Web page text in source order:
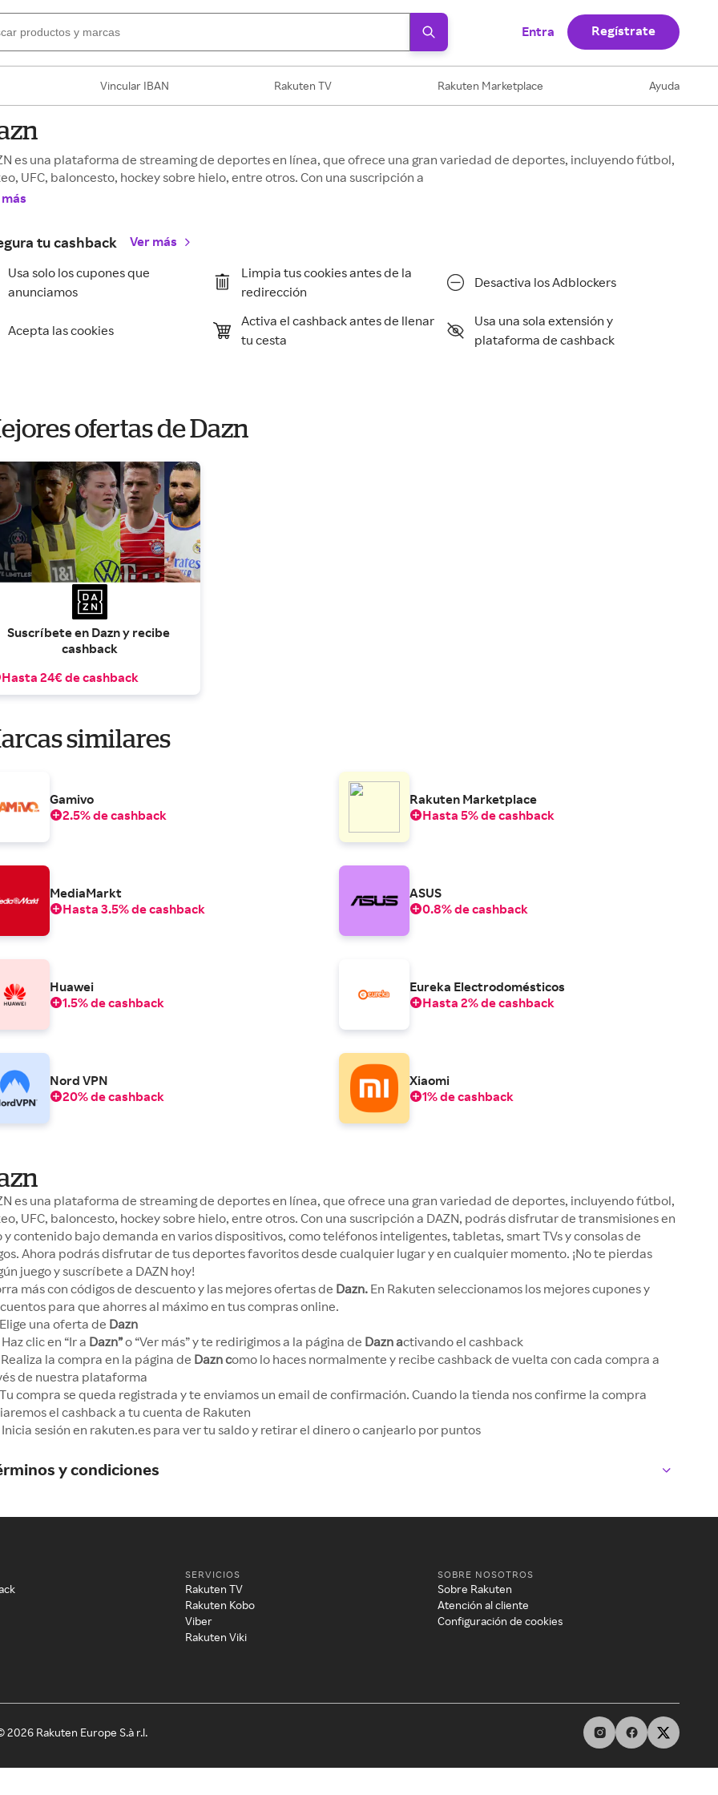
Entra Regístrate
Vincular IBAN Rakuten TV Rakuten Marketplace Ayuda
es una plataforma de streaming de deportes en línea, que ofrece una gran variedad de deportes, incluyendo fútbol,
UFC, baloncesto, hockey sobre hielo, entre otros. Con una suscripción a
tu cashback
Ver más
Usa solo los cupones que
anunciamos
Limpia tus cookies antes de la
redirección
Desactiva los Adblockers
Acepta las cookies
Activa el cashback antes de llenar
tu cesta
Usa una sola extensión y
plataforma de cashback
ofertas de Dazn
Suscríbete en Dazn y recibe
cashback
Hasta 24€ de cashback
similares
Gamivo
2.5% de cashback
Rakuten Marketplace
Hasta 5% de cashback
MediaMarkt
Hasta 3.5% de cashback
ASUS
0.8% de cashback
Huawei
1.5% de cashback
Eureka Electrodomésticos
Hasta 2% de cashback
Nord VPN
20% de cashback
Xiaomi
1% de cashback
es una plataforma de streaming de deportes en línea, que ofrece una gran variedad de deportes, incluyendo fútbol,
UFC, baloncesto, hockey sobre hielo, entre otros. Con una suscripción a DAZN, podrás disfrutar de transmisiones en
y contenido bajo demanda en varios dispositivos, como teléfonos inteligentes, tabletas, smart TVs y consolas de
Ahora podrás disfrutar de tus deportes favoritos desde cualquier lugar y en cualquier momento. ¡No te pierdas
juego y suscríbete a DAZN hoy!
más con códigos de descuento y las mejores ofertas de Dazn. En Rakuten seleccionamos los mejores cupones y
para que ahorres al máximo en tus compras online.
una oferta de Dazn
clic en “Ir a Dazn”o “Ver más” y te redirigimos a la página de Dazn activando el cashback
la compra en la página de Dazn como lo haces normalmente y recibe cashback de vuelta con cada compra a
de nuestra plataforma
compra se queda registrada y te enviamos un email de confirmación. Cuando la tienda nos confirme la compra
el cashback a tu cuenta de Rakuten
sesión en rakuten.es para ver tu saldo y retirar el dinero o canjearlo por puntos
y condiciones
SERVICIOS
Rakuten TV
Rakuten Kobo
Viber
Rakuten Viki
SOBRE NOSOTROS
Sobre Rakuten
Atención al cliente
Configuración de cookies
2026 Rakuten Europe S.à r.l.